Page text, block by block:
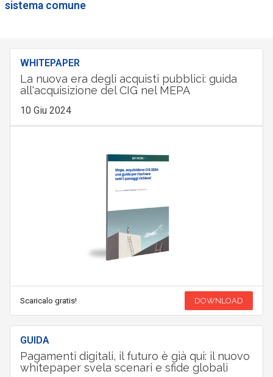
sistema comune
WHITEPAPER
La nuova era degli acquisti pubblici: guida
all'acquisizione del CIG nel MEPA
10 Giu 2024
Scaricalo gratis! DOWNLOAD
GUIDA
Pagamenti digitali, il futuro è già qui: il nuovo
whitepaper svela scenari e sfide globali